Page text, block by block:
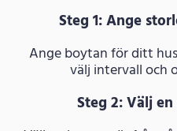
Steg 1: Ange
Ange boytan för ditt
välj intervall och
Steg 2: Välj